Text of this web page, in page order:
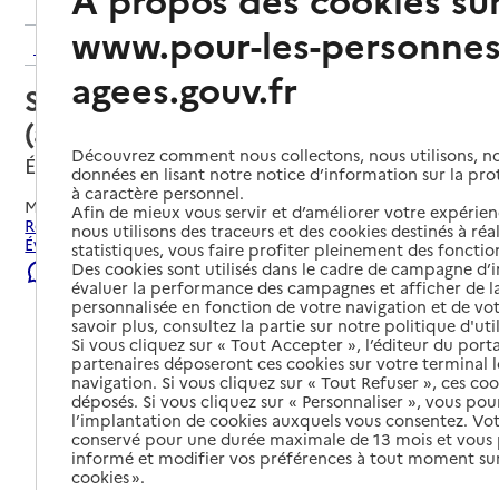
Retour aux résultats de l'annuaire
Service autonomie à domicile
(aide) – ADMR Est de l'Eure
Évreux, EURE
Mis à jour le22/07/2026
Rechercher les établissements et services autour de
Évreux.
Signaler une erreur
www.pour-les-
agees.gouv.fr
Découvrez comment nous collectons, nous utilisons,
données en lisant notre notice d’information sur la
à caractère personnel.
Afin de mieux vous servir et d’améliorer votre
nous utilisons des traceurs et des cookies destinés à
statistiques, vous faire profiter pleinement des
Des cookies sont utilisés dans le cadre de campagne
évaluer la performance des campagnes et afficher de
personnalisée en fonction de votre navigation et de
savoir plus, consultez la partie sur notre politique
Si vous cliquez sur « Tout Accepter », l’éditeur du
partenaires déposeront ces cookies sur votre terminal
navigation. Si vous cliquez sur « Tout Refuser », ces
déposés. Si vous cliquez sur « Personnaliser », vous
l’implantation de cookies auxquels vous consentez.
conservé pour une durée maximale de 13 mois et
informé et modifier vos préférences à tout moment
cookies ».